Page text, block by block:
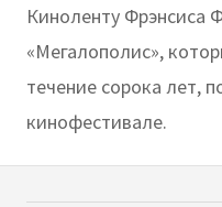
Киноленту Фрэнсиса
«Мегалополис»,
течение сорока лет,
кинофестивале.